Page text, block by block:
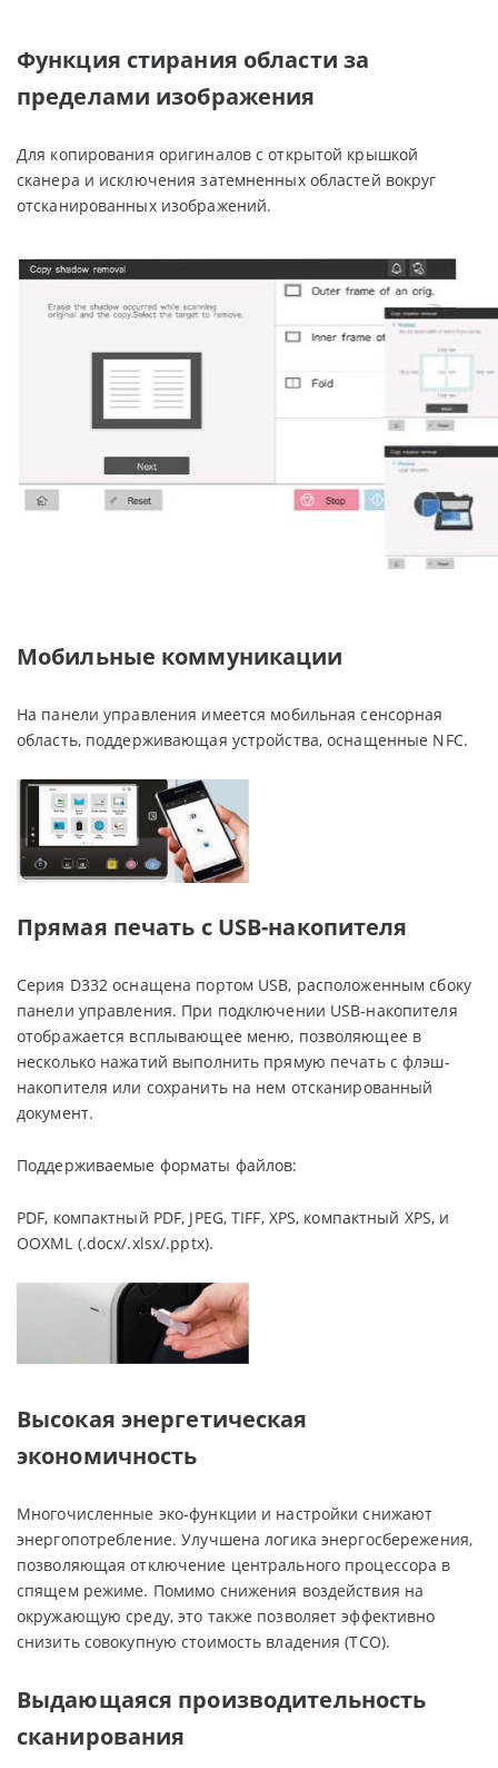
Функция стирания области за
пределами изображения
Для копирования оригиналов с открытой крышкой
сканера и исключения затемненных областей вокруг
отсканированных изображений.
Мобильные коммуникации
На панели управления имеется мобильная сенсорная
область, поддерживающая устройства, оснащенные NFC.
Прямая печать с USB-накопителя
Серия D332 оснащена портом USB, расположенным сбоку
панели управления. При подключении USB-накопителя
отображается всплывающее меню, позволяющее в
несколько нажатий выполнить прямую печать с флэш-
накопителя или сохранить на нем отсканированный
документ.
Поддерживаемые форматы файлов:
PDF, компактный PDF, JPEG, TIFF, XPS, компактный XPS, и
OOXML (.docx/.xlsx/.pptx).
Высокая энергетическая
экономичность
Многочисленные эко-функции и настройки снижают
энергопотребление. Улучшена логика энергосбережения,
позволяющая отключение центрального процессора в
спящем режиме. Помимо снижения воздействия на
окружающую среду, это также позволяет эффективно
снизить совокупную стоимость владения (TCO).
Выдающаяся производительность
сканирования